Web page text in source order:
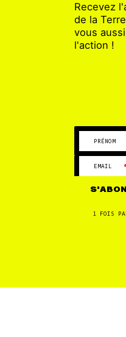
2
Recevez
de la
vous
l'action !
PRÉNOM
EMAIL
1 FOIS